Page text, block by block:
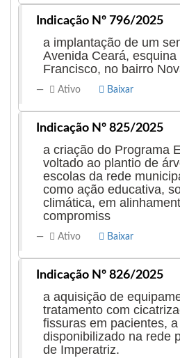
Indicação Nº 796/2025
a implantação de um
Avenida Ceará,
Francisco, no bairro
Ativo Baixar
Indicação Nº 825/2025
a criação do Programa
voltado ao plantio de
escolas da rede
como ação educativa,
climática, em
compromiss
Ativo Baixar
Indicação Nº 826/2025
a aquisição de
tratamento com
fissuras em pacientes,
disponibilizado na rede
de Imperatriz.